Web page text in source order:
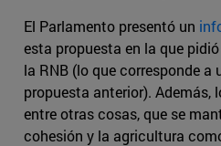
El Parlamento presentó un
esta propuesta en la que
la RNB (lo que corresponde a
propuesta anterior). Además,
entre otras cosas, que se
cohesión y la agricultura